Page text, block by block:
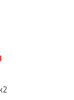
если
сервисным